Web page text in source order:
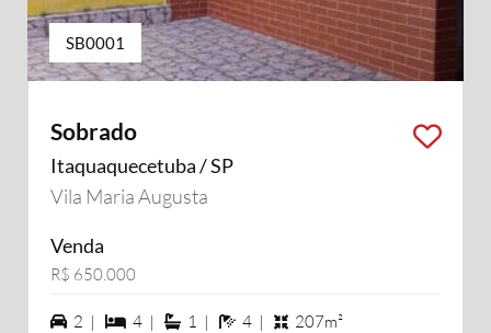
SB0001
Sobrado
Itaquaquecetuba / SP
Vila Maria Augusta
Venda
R$ 650.000
2 vagas na garagem
2 | 4 dormiórios
4 | 1 suítes
1 | 4 banheiros
4 | 207m²